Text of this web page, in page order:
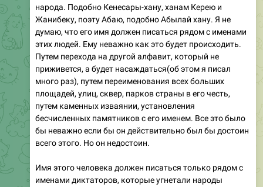
народа. Подобно Кенесары-хану, ханам Керею и
Жанибеку, поэту Абаю, подобно Абылай хану. Я не
думаю, что его имя должен писаться рядом с именами
этих людей. Ему неважно как это будет происходить.
Путем перехода на другой алфавит, который не
приживется, а будет насаждаться(об этом я писал
много раз), путем переименования всех больших
площадей, улиц, сквер, парков страны в его честь,
путем каменных изваянии, установления
бесчисленных памятников с его именем. Все это было
бы неважно если бы он действительно был бы достоин
всего этого. Но он недостоин.
Имя этого человека должен писаться только рядом с
именами диктаторов, которые угнетали народы